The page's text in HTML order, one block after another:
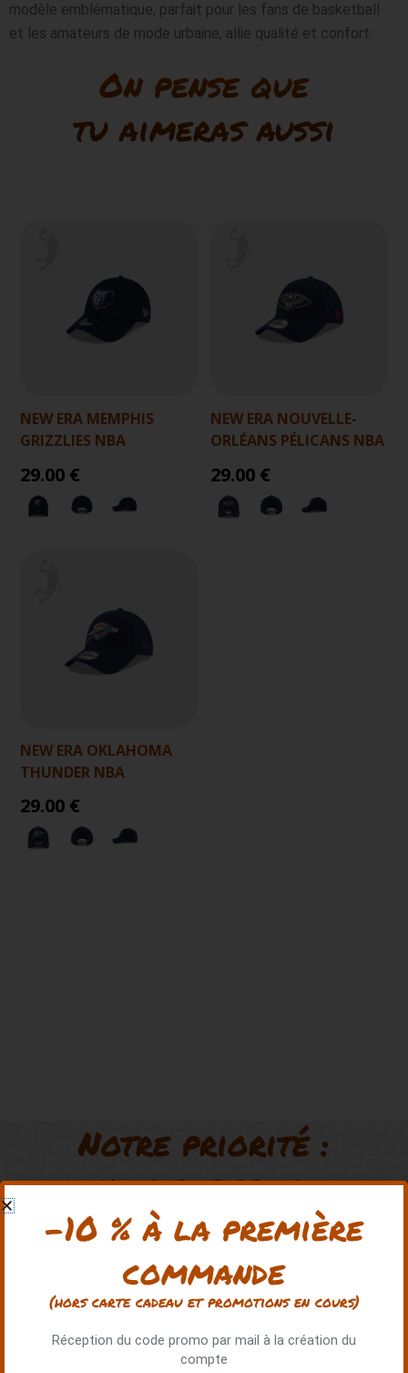
modèle emblématique, parfait pour les fans de basketball
et les amateurs de mode urbaine, allie qualité et confort.
On pense que
tu aimeras aussi
NEW ERA MEMPHIS
GRIZZLIES NBA
29.00 €
NEW ERA NOUVELLE-
ORLÉANS PÉLICANS NBA
29.00 €
NEW ERA OKLAHOMA
THUNDER NBA
29.00 €
Notre priorité :
vous satisfaire
★ ★
-10 % à la première
commande
(hors carte cadeau et promotions en cours)
Réception du code promo par mail à la création du
compte